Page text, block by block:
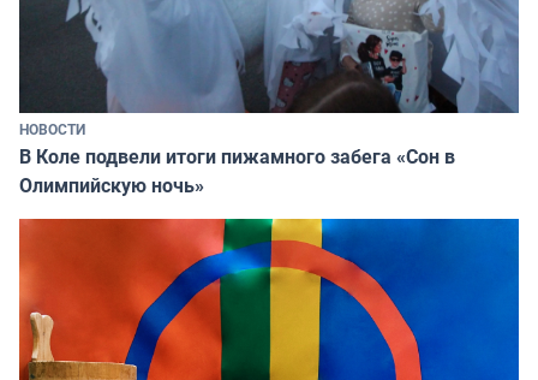
НОВОСТИ
В Коле подвели итоги пижамного забега «Сон в
Олимпийскую ночь»